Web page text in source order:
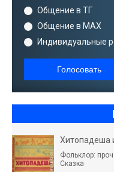
Общение в ТГ
Общение в MAX
Индивидуальные
Голосовать
Хитопадеша
Фольклор:
Сказка